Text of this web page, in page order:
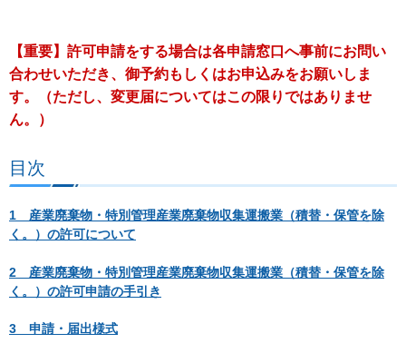
【重要】許可申請をする場合は各申請窓口へ事前にお問い
合わせいただき、御予約もしくはお申込みをお願いしま
す。
（ただし、変更届についてはこの限りではありませ
ん。）
目次
1 産業廃棄物・特別管理産業廃棄物収集運搬業（積替・保管を除
く。）の許可について
2 産業廃棄物・特別管理産業廃棄物収集運搬業（積替・保管を除
く。）の許可申請の手引き
3 申請・届出様式